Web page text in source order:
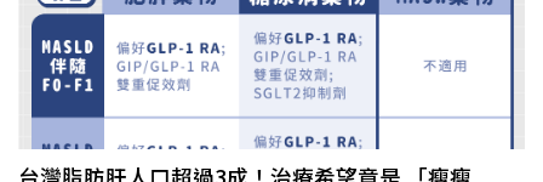
台灣脂肪肝人口超過3成！治療希望竟是 「瘦瘦